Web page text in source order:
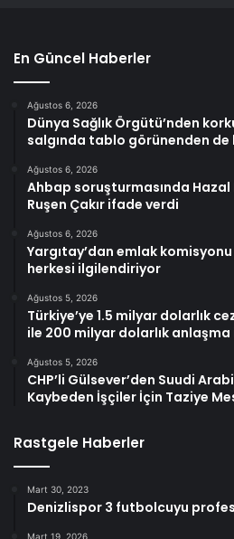
En Güncel Haberler
Ağustos 6, 2026
Dünya Sağlık Örgütü’nden
salgında tablo görünenden de
Ağustos 6, 2026
Ahbap soruşturmasında Hazal
Ruşen Çakır ifade verdi
Ağustos 6, 2026
Yargıtay’dan emlak
herkesi ilgilendiriyor
Ağustos 5, 2026
Türkiye’ye 1.5 milyar dolarlık
ile 200 milyar dolarlık anlaşma
Ağustos 5, 2026
CHP’li Gülsever’den Suudi
Kaybeden İşçiler İçin Taziye
Rastgele Haberler
Mart 30, 2023
Denizlispor 3 futbolcuyu
Mart 19, 2026